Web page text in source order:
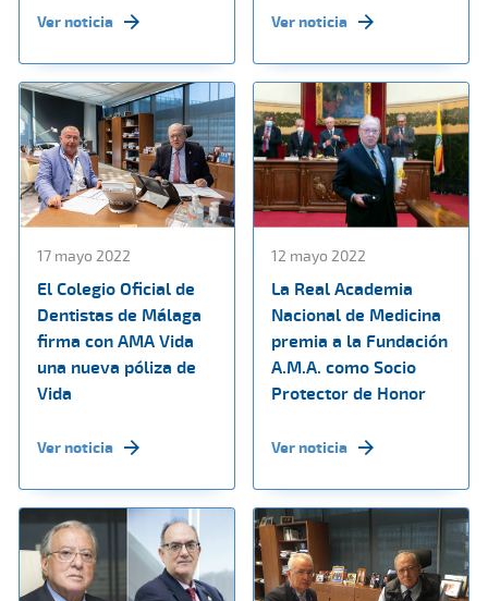
Ver noticia Ver noticia
17 mayo 2022
El Colegio Oficial de
Dentistas de Málaga
firma con AMA Vida
una nueva póliza de
Vida
Ver noticia
12 mayo 2022
La Real Academia
Nacional de Medicina
premia a la Fundación
A.M.A. como Socio
Protector de Honor
Ver noticia